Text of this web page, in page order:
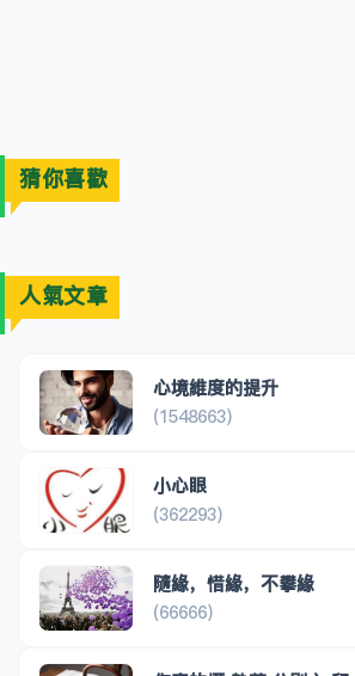
猜你喜歡
人氣文章
心境維度的提升
(1548663)
小心眼
(362293)
隨緣，惜緣，不攀緣
(66666)